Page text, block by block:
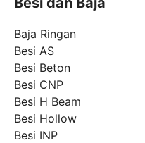
Baja Ringan
Besi AS
Besi Beton
Besi CNP
Besi H Beam
Besi Hollow
Besi INP